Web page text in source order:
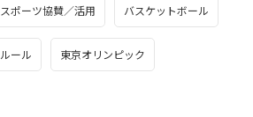
スポーツ協賛／活用 バスケットボール
ルール 東京オリンピック